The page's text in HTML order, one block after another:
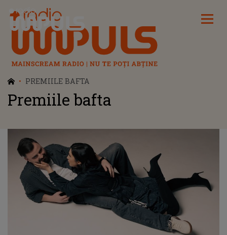
Radio Impuls
PREMIILE BAFTA
Premiile bafta